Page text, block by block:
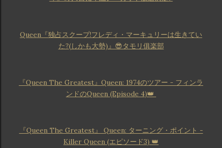
Queen『独占スクープ!フレディ・マーキュリーは生きてい
た?(しかも大勢)』😎タモリ俱楽部
『Queen The Greatest』Queen: 1974のツアー - フィンラ
ンドのQueen (Episode 4)👑
『Queen The Greatest』 Queen: ターニング・ポイント -
Killer Queen (エピソード3) 👑